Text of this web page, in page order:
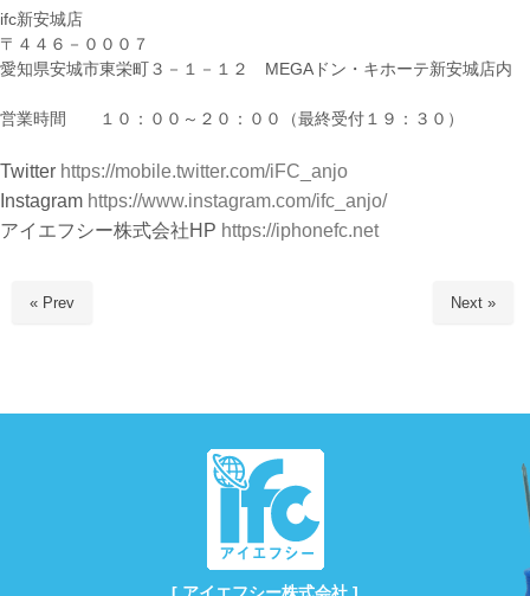
ifc新安城店
〒４４６－０００７
愛知県安城市東栄町３－１－１２ MEGAドン・キホーテ新安城店内
営業時間 １０：００～２０：００（最終受付１９：３０）
Twitter https://mobile.twitter.com/iFC_anjo
Instagram https://www.instagram.com/ifc_anjo/
アイエフシー株式会社HP https://iphonefc.net
« Prev Next »